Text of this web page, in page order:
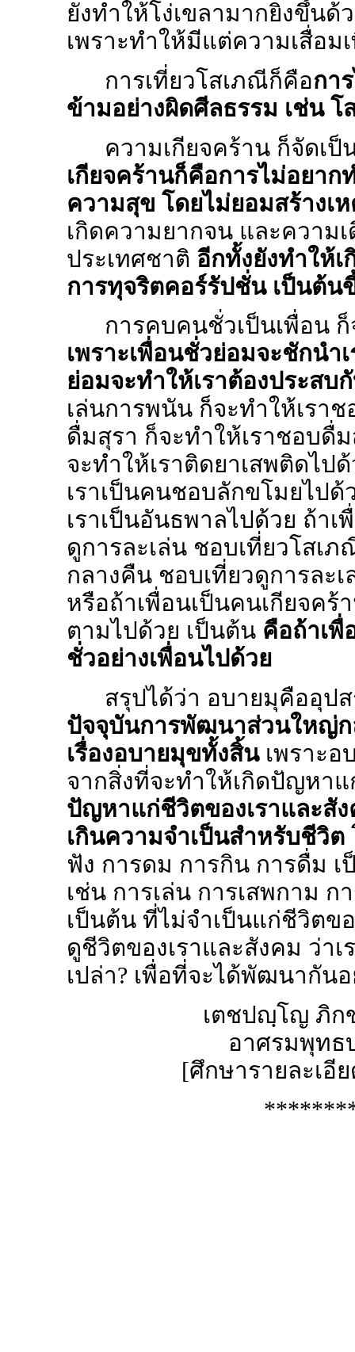
ยังทำให้โง่เขลามากยิ่งขึ้น
เพราะทำให้มีแต่ความเสื่อม
การเที่ยวโสเภณีก็คือกา
ข้ามอย่างผิดศีลธรรม เช่น โ
ความเกียจคร้าน ก็จัดเ
เกียจคร้านก็คือการไม่อยาก
ความสุข โดยไม่ยอมสร้าง
เกิดความยากจน และความ
ประเทศชาติ อีกทั้งยังทำให้
การทุจริตคอร์รัปชั่น เป็นต้น
การคบคนชั่วเป็นเพื่อน
เพราะเพื่อนชั่วย่อมจะชักนำ
ย่อมจะทำให้เราต้องประสบ
เล่นการพนัน ก็จะทำให้เรา
ดื่มสุรา ก็จะทำให้เราชอบดื่
จะทำให้เราติดยาเสพติดไป
เราเป็นคนชอบลักขโมยไป
เราเป็นอันธพาลไปด้วย ถ้า
ดูการละเล่น ชอบเที่ยวโสเ
กลางคืน ชอบเที่ยวดูการละ
หรือถ้าเพื่อนเป็นคนเกียจคร้
ตามไปด้วย เป็นต้น คือถ้าเพื่
ชั่วอย่างเพื่อนไปด้วย
สรุปได้ว่า อบายมุคืออุป
ปัจจุบันการพัฒนาส่วนใหญ่
เรื่องอบายมุขทั้งสิ้น เพราะ
จากสิ่งที่จะทำให้เกิดปัญหา
ปัญหาแก่ชีวิตของเราและสั
เกินความจำเป็นสำหรับชีวิต
ฟัง การดม การกิน การดื่ม เ
เช่น การเล่น การเสพกาม
เป็นต้น ที่ไม่จำเป็นแก่ชีวิตข
ดูชีวิตของเราและสังคม ว่า
เปล่า? เพื่อที่จะได้พัฒนากัน
เตชปญฺโญ ภิ
อาศรมพุทธ
[ศึกษารายละเอี